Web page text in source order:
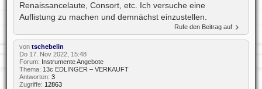
Renaissancelaute, Consort, etc. Ich versuche eine
Auflistung zu machen und demnächst einzustellen.
Rufe den Beitrag auf
von tschebelin
Do 17. Nov 2022, 15:48
Forum: Instrumente Angebote
Thema: 13c EDLINGER – VERKAUFT
Antworten: 3
Zugriffe: 12863